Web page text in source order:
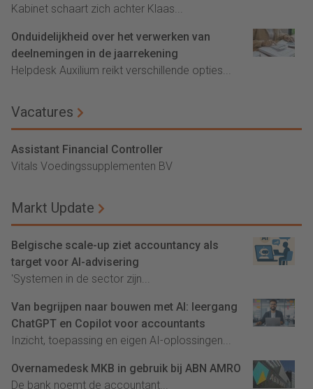
Kabinet schaart zich achter Klaas...
Onduidelijkheid over het verwerken van
deelnemingen in de jaarrekening
Helpdesk Auxilium reikt verschillende opties...
Vacatures
Assistant Financial Controller
Vitals Voedingssupplementen BV
Markt Update
Belgische scale-up ziet accountancy als
target voor AI-advisering
'Systemen in de sector zijn...
Van begrijpen naar bouwen met AI: leergang
ChatGPT en Copilot voor accountants
Inzicht, toepassing en eigen AI-oplossingen...
Overnamedesk MKB in gebruik bij ABN AMRO
De bank noemt de accountant...